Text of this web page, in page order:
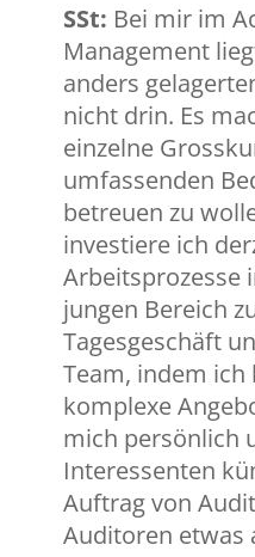
SSt: Bei mir im
Management
anders
nicht drin. Es
einzelne
umfassenden
betreuen zu
investiere ich
Arbeitsprozesse
jungen Bereich
Tagesgeschäft
Team, indem ich
komplexe
mich persönlich
Interessenten
Auftrag von
Auditoren etwas